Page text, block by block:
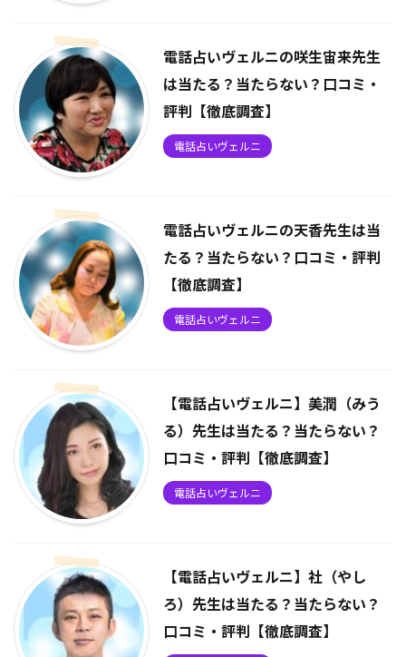
電話占いヴェルニの咲生宙来先生
は当たる？当たらない？口コミ・
評判【徹底調査】
電話占いヴェルニ
電話占いヴェルニの天香先生は当
たる？当たらない？口コミ・評判
【徹底調査】
電話占いヴェルニ
【電話占いヴェルニ】美潤（みう
る）先生は当たる？当たらない？
口コミ・評判【徹底調査】
電話占いヴェルニ
【電話占いヴェルニ】社（やし
ろ）先生は当たる？当たらない？
口コミ・評判【徹底調査】